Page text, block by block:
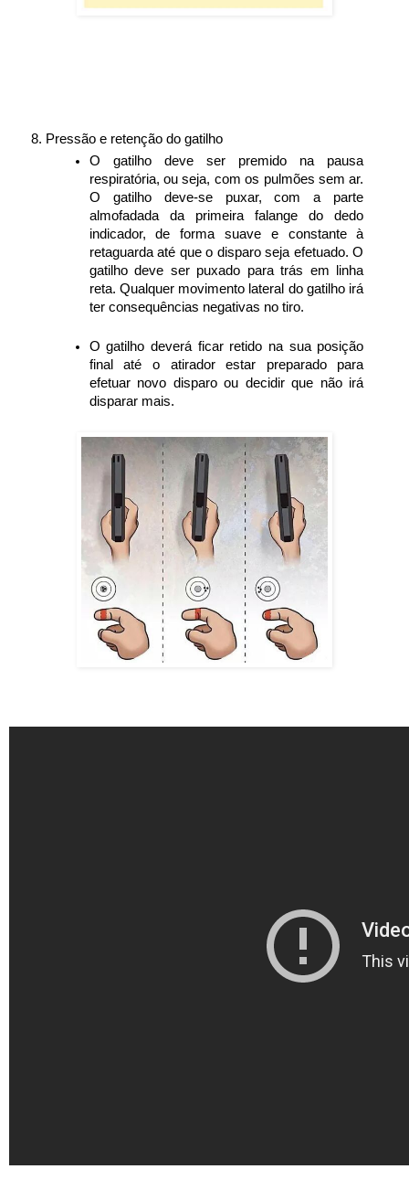
Pressão e retenção do gatilho
O gatilho deve ser premido na pausa
respiratória, ou seja, com os pulmões sem ar.
O gatilho deve-se puxar, com a parte
almofadada da primeira falange do dedo
indicador, de forma suave e constante à
retaguarda até que o disparo seja efetuado. O
gatilho deve ser puxado para trás em linha
reta. Qualquer movimento lateral do gatilho irá
ter consequências negativas no tiro.
O gatilho deverá ficar retido na sua posição
final até o atirador estar preparado para
efetuar novo disparo ou decidir que não irá
disparar mais.